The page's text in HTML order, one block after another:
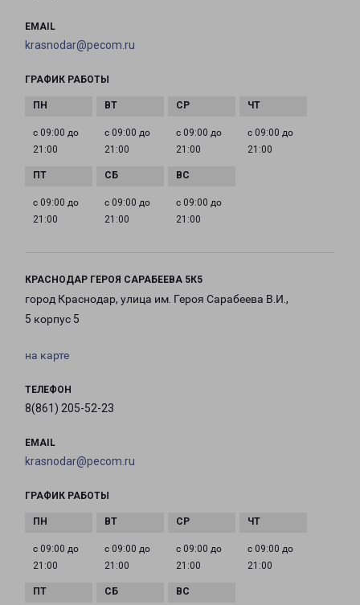
EMAIL
krasnodar@pecom.ru
ГРАФИК РАБОТЫ
с 09:00 до
21:00
с 09:00 до
21:00
с 09:00 до
21:00
с 09:00 до
21:00
с 09:00 до
21:00
с 09:00 до
21:00
с 09:00 до
21:00
КРАСНОДАР ГЕРОЯ САРАБЕЕВА 5К5
город Краснодар, улица им. Героя Сарабеева В.И.,
5 корпус 5
на карте
ТЕЛЕФОН
8(861) 205-52-23
EMAIL
krasnodar@pecom.ru
ГРАФИК РАБОТЫ
с 09:00 до
21:00
с 09:00 до
21:00
с 09:00 до
21:00
с 09:00 до
21:00